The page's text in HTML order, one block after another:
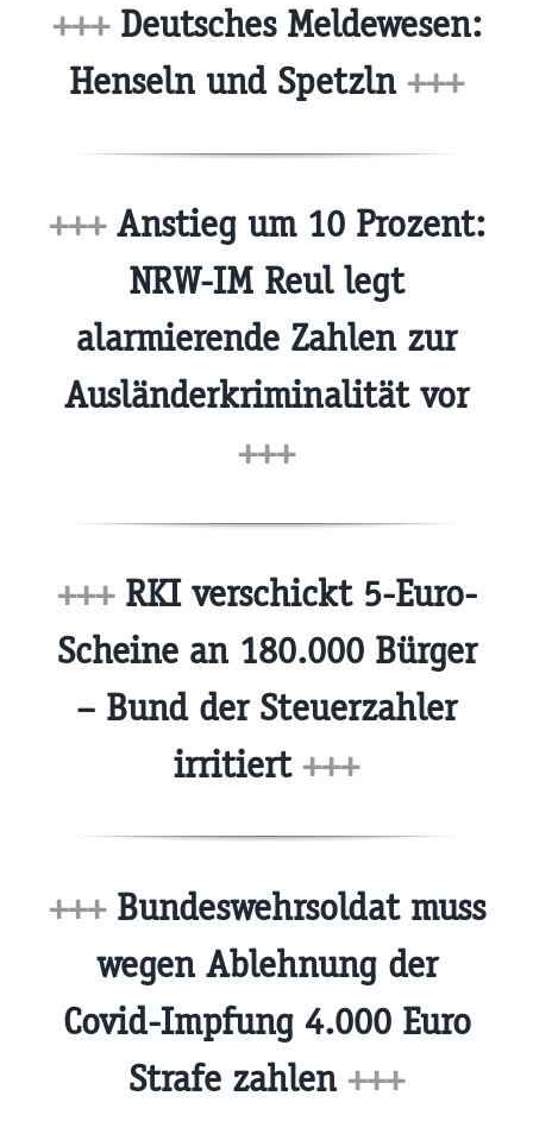
+++Deutsches Meldewesen:
Henseln und Spetzln +++
+++Anstieg um 10 Prozent:
NRW-IM Reul legt
alarmierende Zahlen zur
Ausländerkriminalität vor
+++
+++RKI verschickt 5-Euro-
Scheine an 180.000 Bürger
– Bund der Steuerzahler
irritiert +++
+++Bundeswehrsoldat muss
wegen Ablehnung der
Covid-Impfung 4.000 Euro
Strafe zahlen +++